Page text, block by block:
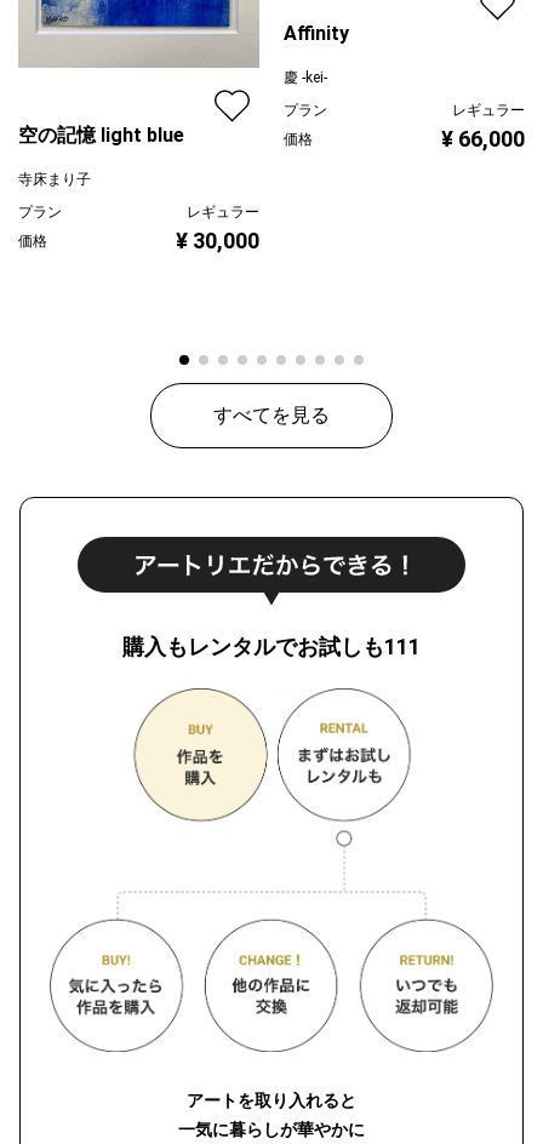
空の記憶 light blue
寺床まり子
プラン
レギュラー
価格
¥ 30,000
Affinity
慶 -kei-
プラン
レギュラー
価格
¥ 66,000
すべてを見る
購入もレンタルでお試しも111
アートを取り入れると
一気に暮らしが華やかに